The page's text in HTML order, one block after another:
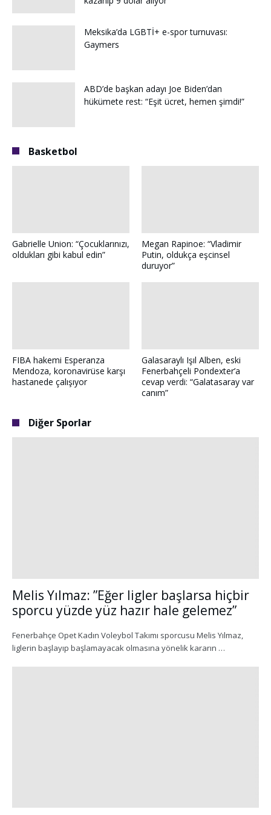
Meksika’da LGBTİ+ e-spor turnuvası:
Gaymers
ABD’de başkan adayı Joe Biden’dan
hükümete rest: “Eşit ücret, hemen şimdi!”
Basketbol
Gabrielle Union: “Çocuklarınızı,
oldukları gibi kabul edin”
Megan Rapinoe: “Vladimir
Putin, oldukça eşcinsel
duruyor”
FIBA hakemi Esperanza
Mendoza, koronavirüse karşı
hastanede çalışıyor
Galasaraylı Işıl Alben, eski
Fenerbahçeli Pondexter’a
cevap verdi: “Galatasaray var
canım”
Diğer Sporlar
Melis Yılmaz: ”Eğer ligler başlarsa hiçbir
sporcu yüzde yüz hazır hale gelemez”
Fenerbahçe Opet Kadın Voleybol Takımı sporcusu Melis Yılmaz,
liglerin başlayıp başlamayacak olmasına yönelik kararın …